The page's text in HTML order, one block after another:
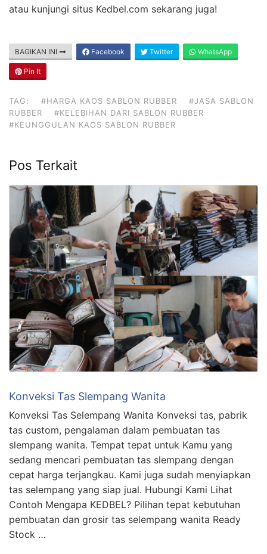
atau kunjungi situs Kedbel.com sekarang juga!
BAGIKAN INI Facebook Twitter WhatsApp
Pin It
TAG: #HARGA KAOS SABLON RUBBER
#JASA SABLON
RUBBER
#KELEBIHAN DARI SABLON RUBBER
#KEUNGGULAN KAOS SABLON RUBBER
Pos Terkait
Konveksi Tas Slempang Wanita
Konveksi Tas Selempang Wanita Konveksi tas, pabrik
tas custom, pengalaman dalam pembuatan tas
slempang wanita. Tempat tepat untuk Kamu yang
sedang mencari pembuatan tas slempang dengan
cepat harga terjangkau. Kami juga sudah menyiapkan
tas selempang yang siap jual. Hubungi Kami Lihat
Contoh Mengapa KEDBEL? Pilihan tepat kebutuhan
pembuatan dan grosir tas selempang wanita Ready
Stock …